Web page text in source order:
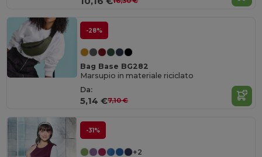
-28%
Bag Base BG282
Marsupio in materiale riciclato
Da:
5,14 €7,10 €
-31%
+2